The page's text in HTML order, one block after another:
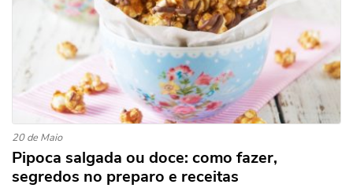
20 de Maio
Pipoca salgada ou doce: como fazer,
segredos no preparo e receitas